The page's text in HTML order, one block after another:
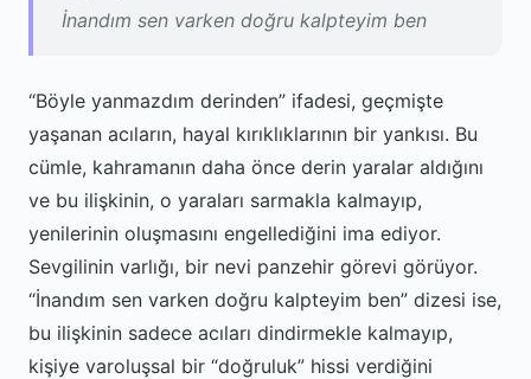
İnandım sen varken doğru kalpteyim ben
“Böyle yanmazdım derinden” ifadesi, geçmişte
yaşanan acıların, hayal kırıklıklarının bir yankısı. Bu
cümle, kahramanın daha önce derin yaralar aldığını
ve bu ilişkinin, o yaraları sarmakla kalmayıp,
yenilerinin oluşmasını engellediğini ima ediyor.
Sevgilinin varlığı, bir nevi panzehir görevi görüyor.
“İnandım sen varken doğru kalpteyim ben” dizesi ise,
bu ilişkinin sadece acıları dindirmekle kalmayıp,
kişiye varoluşsal bir “doğruluk” hissi verdiğini